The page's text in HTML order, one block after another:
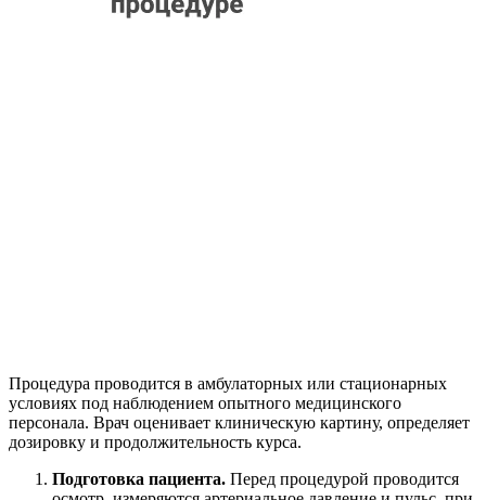
Процедура проводится в амбулаторных или стационарных
условиях под наблюдением опытного медицинского
персонала. Врач оценивает клиническую картину, определяет
дозировку и продолжительность курса.
Подготовка пациента. Перед процедурой проводится